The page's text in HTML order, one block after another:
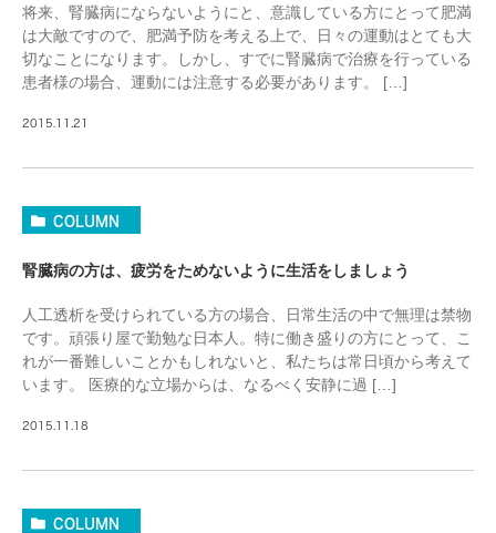
将来、腎臓病にならないようにと、意識している方にとって肥満
は大敵ですので、肥満予防を考える上で、日々の運動はとても大
切なことになります。しかし、すでに腎臓病で治療を行っている
患者様の場合、運動には注意する必要があります。 […]
2015.11.21
COLUMN
腎臓病の方は、疲労をためないように生活をしましょう
人工透析を受けられている方の場合、日常生活の中で無理は禁物
です。頑張り屋で勤勉な日本人。特に働き盛りの方にとって、こ
れが一番難しいことかもしれないと、私たちは常日頃から考えて
います。 医療的な立場からは、なるべく安静に過 […]
2015.11.18
COLUMN